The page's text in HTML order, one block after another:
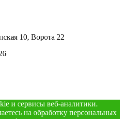
10, Ворота 22
и сервисы веб-аналитики.
на обработку персональных